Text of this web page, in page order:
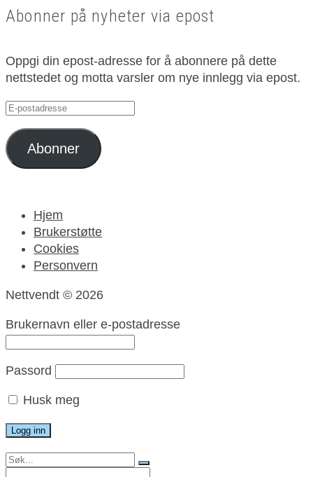
Abonner på nyheter via epost
Oppgi din epost-adresse for å abonnere på dette
nettstedet og motta varsler om nye innlegg via epost.
E-
Abonner
Hjem
Brukerstøtte
Cookies
Personvern
Nettvendt © 2026
Brukernavn eller e-postadresse
Passord
Husk meg
Search